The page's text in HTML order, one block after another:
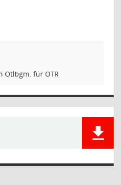
Otlbgm. für OTR